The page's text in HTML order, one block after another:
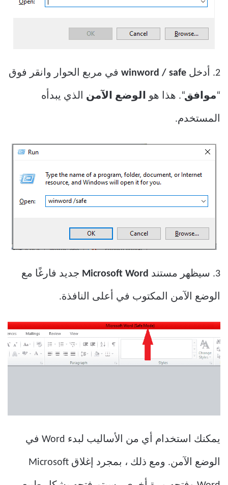
2. أدخل في مربع الحوار وانقر فوق
“موافق“. هذا هو الوضع الآمن الذي يبدأه
المستخدم.
3. سيظهر مستند Microsoft Word جديد فارغًا مع
الوضع الآمن المكتوب في أعلى النافذة.
يمكنك استخدام أي من الأساليب لبدء Word في
الوضع الآمن. ومع ذلك ، بمجرد إغلاق Microsoft